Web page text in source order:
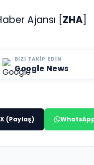
Ajansı [ZHA]
BIZI TAKIP EDIN
Google News
X (Paylaş)